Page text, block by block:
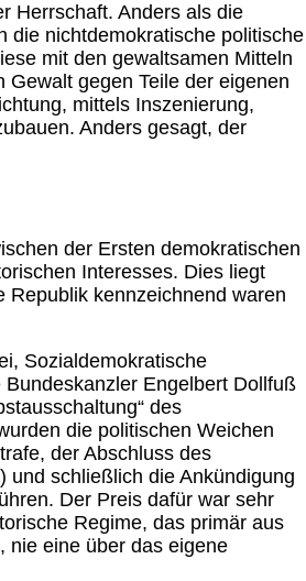
Herrschaft. Anders als die
die nichtdemokratische politische
mit den gewaltsamen Mitteln
gegen Teile der eigenen
mittels Inszenierung,
Anders gesagt, der
der Ersten demokratischen
Interesses. Dies liegt
Republik kennzeichnend waren
Sozialdemokratische
Engelbert Dollfuß
des
die politischen Weichen
der Abschluss des
und schließlich die Ankündigung
Der Preis dafür war sehr
Regime, das primär aus
nie eine über das eigene